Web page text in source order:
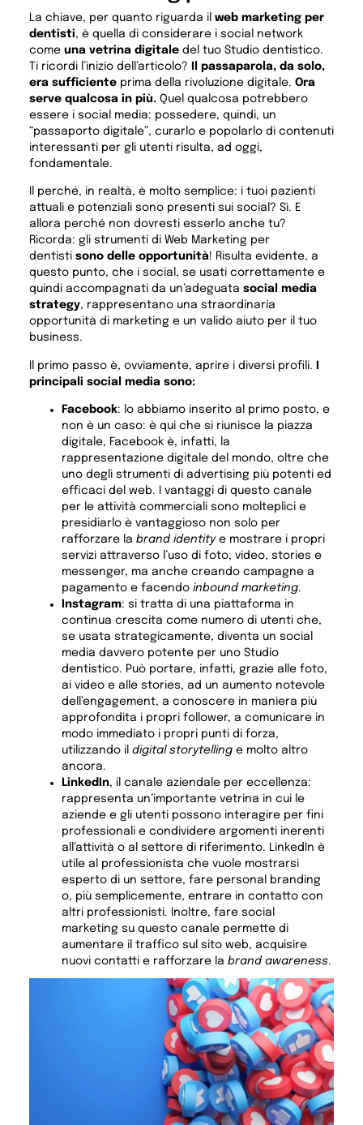
La chiave, per quanto riguarda il web marketing per
dentisti, è quella di considerare i social network
come una vetrina digitale del tuo Studio dentistico.
Ti ricordi l’inizio dell’articolo? Il passaparola, da solo,
era sufficiente prima della rivoluzione digitale. Ora
serve qualcosa in più. Quel qualcosa potrebbero
essere i social media: possedere, quindi, un
“passaporto digitale”, curarlo e popolarlo di contenuti
interessanti per gli utenti risulta, ad oggi,
fondamentale.
Il perché, in realtà, è molto semplice: i tuoi pazienti
attuali e potenziali sono presenti sui social? Sì. E
allora perché non dovresti esserlo anche tu?
Ricorda: gli strumenti di Web Marketing per
dentisti sono delle opportunità! Risulta evidente, a
questo punto, che i social, se usati correttamente e
quindi accompagnati da un’adeguata social media
strategy, rappresentano una straordinaria
opportunità di marketing e un valido aiuto per il tuo
business.
Il primo passo è, ovviamente, aprire i diversi profili.
principali social media sono:
Facebook: lo abbiamo inserito al primo posto, e
non è un caso: è qui che si riunisce la piazza
digitale, Facebook è, infatti, la
rappresentazione digitale del mondo, oltre che
uno degli strumenti di advertising più potenti ed
efficaci del web. I vantaggi di questo canale
per le attività commerciali sono molteplici e
presidiarlo è vantaggioso non solo per
rafforzare la brand identitye mostrare i propri
servizi attraverso l’uso di foto, video, stories e
messenger, ma anche creando campagne a
pagamento e facendo inbound marketing.
Instagram: si tratta di una piattaforma in
continua crescita come numero di utenti che,
se usata strategicamente, diventa un social
media davvero potente per uno Studio
dentistico. Può portare, infatti, grazie alle foto,
ai video e alle stories, ad un aumento notevole
dell’engagement, a conoscere in maniera più
approfondita i propri follower, a comunicare in
modo immediato i propri punti di forza,
utilizzando il digital storytelling e molto altro
ancora.
LinkedIn, il canale aziendale per eccellenza:
rappresenta un’importante vetrina in cui le
aziende e gli utenti possono interagire per fini
professionali e condividere argomenti inerenti
all’attività o al settore di riferimento. LinkedIn è
utile al professionista che vuole mostrarsi
esperto di un settore, fare personal branding
o, più semplicemente, entrare in contatto con
altri professionisti. Inoltre, fare social
marketing su questo canale permette di
aumentare il traffico sul sito web, acquisire
nuovi contatti e rafforzare la brand awareness.